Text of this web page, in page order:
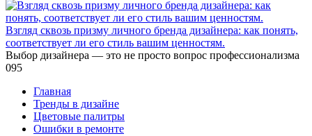
Взгляд сквозь призму личного бренда дизайнера: как понять,
соответствует ли его стиль вашим ценностям.
Выбор дизайнера — это не просто вопрос профессионализма
095
Главная
Тренды в дизайне
Цветовые палитры
Ошибки в ремонте